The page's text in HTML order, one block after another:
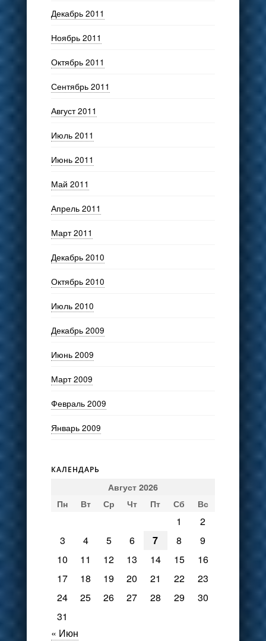
Декабрь 2011
Ноябрь 2011
Октябрь 2011
Сентябрь 2011
Август 2011
Июль 2011
Июнь 2011
Май 2011
Апрель 2011
Март 2011
Декабрь 2010
Октябрь 2010
Июль 2010
Декабрь 2009
Июнь 2009
Март 2009
Февраль 2009
Январь 2009
КАЛЕНДАРЬ
Август 2026
Пн
Вт Ср Чт Пт Сб Вс
1
2
3
4 5 6 7 8
9
10
11 12 13 14 15
16
17
18 19 20 21 22
23
24
25 26 27 28 29
30
31
« Июн